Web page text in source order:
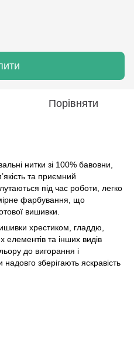
Порівняти
нитки зі 100% бавовни,
та приємний
під час роботи, легко
фарбування, що
вишивки.
хрестиком, гладдю,
елементів та інших видів
до вигорання і
зберігають яскравість